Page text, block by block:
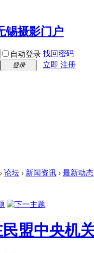
自动登录 找回密码
登录 立即 注册
› 论坛 › 新闻资讯 › 最新动态
盟中央机